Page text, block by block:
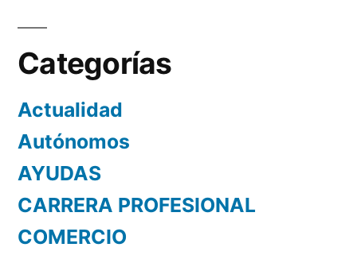
Categorías
Actualidad
Autónomos
AYUDAS
CARRERA PROFESIONAL
COMERCIO